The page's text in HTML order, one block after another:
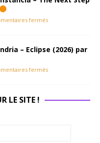
fermés
– Eclipse (2026) par
fermés
LE SITE !